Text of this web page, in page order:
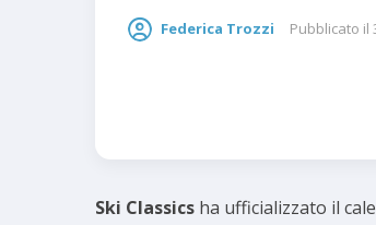
Federica Trozzi Pubblicato il
Ski Classics ha ufficializzato il